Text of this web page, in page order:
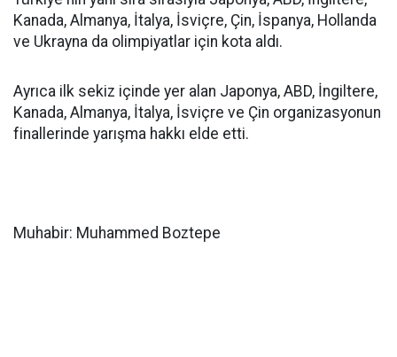
Kanada, Almanya, İtalya, İsviçre, Çin, İspanya, Hollanda
ve Ukrayna da olimpiyatlar için kota aldı.
Ayrıca ilk sekiz içinde yer alan Japonya, ABD, İngiltere,
Kanada, Almanya, İtalya, İsviçre ve Çin organizasyonun
finallerinde yarışma hakkı elde etti.
Muhabir: Muhammed Boztepe